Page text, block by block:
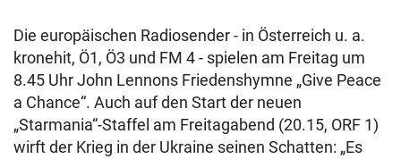
Die europäischen Radiosender - in Österreich u. a.
kronehit, Ö1, Ö3 und FM 4 - spielen am Freitag um
8.45 Uhr John Lennons Friedenshymne „Give Peace
a Chance“. Auch auf den Start der neuen
„Starmania“-Staffel am Freitagabend (20.15, ORF 1)
wirft der Krieg in der Ukraine seinen Schatten: „Es